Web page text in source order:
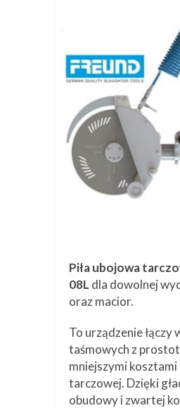
Piła ubojowa
08L dla dowolnej
oraz macior.
To urządzenie łączy
taśmowych z
mniejszymi
tarczowej. Dzięki
obudowy i zwartej